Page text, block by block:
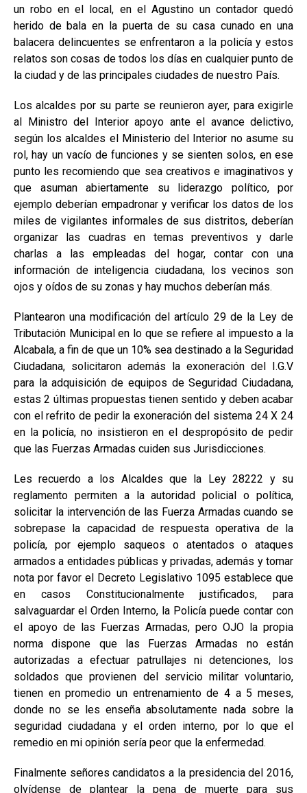
un robo en el local, en el Agustino un contador quedó
herido de bala en la puerta de su casa cunado en una
balacera delincuentes se enfrentaron a la policía y estos
relatos son cosas de todos los días en cualquier punto de
la ciudad y de las principales ciudades de nuestro País.
Los alcaldes por su parte se reunieron ayer, para exigirle
al Ministro del Interior apoyo ante el avance delictivo,
según los alcaldes el Ministerio del Interior no asume su
rol, hay un vacío de funciones y se sienten solos, en ese
punto les recomiendo que sea creativos e imaginativos y
que asuman abiertamente su liderazgo político, por
ejemplo deberían empadronar y verificar los datos de los
miles de vigilantes informales de sus distritos, deberían
organizar las cuadras en temas preventivos y darle
charlas a las empleadas del hogar, contar con una
información de inteligencia ciudadana, los vecinos son
ojos y oídos de su zonas y hay muchos deberían más.
Plantearon una modificación del artículo 29 de la Ley de
Tributación Municipal en lo que se refiere al impuesto a la
Alcabala, a fin de que un 10% sea destinado a la Seguridad
Ciudadana, solicitaron además la exoneración del I.G.V
para la adquisición de equipos de Seguridad Ciudadana,
estas 2 últimas propuestas tienen sentido y deben acabar
con el refrito de pedir la exoneración del sistema 24 X 24
en la policía, no insistieron en el despropósito de pedir
que las Fuerzas Armadas cuiden sus Jurisdicciones.
Les recuerdo a los Alcaldes que la Ley 28222 y su
reglamento permiten a la autoridad policial o política,
solicitar la intervención de las Fuerza Armadas cuando se
sobrepase la capacidad de respuesta operativa de la
policía, por ejemplo saqueos o atentados o ataques
armados a entidades públicas y privadas, además y tomar
nota por favor el Decreto Legislativo 1095 establece que
en casos Constitucionalmente justificados, para
salvaguardar el Orden Interno, la Policía puede contar con
el apoyo de las Fuerzas Armadas, pero OJO la propia
norma dispone que las Fuerzas Armadas no están
autorizadas a efectuar patrullajes ni detenciones, los
soldados que provienen del servicio militar voluntario,
tienen en promedio un entrenamiento de 4 a 5 meses,
donde no se les enseña absolutamente nada sobre la
seguridad ciudadana y el orden interno, por lo que el
remedio en mi opinión sería peor que la enfermedad.
Finalmente señores candidatos a la presidencia del 2016,
olvídense de plantear la pena de muerte para sus